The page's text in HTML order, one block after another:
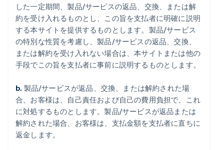
した一定期間、製品/サービスの返品、交換、または解
約を受け入れるものとし、この旨を支払者に明確に説明
する本サイトを提供するものとします。製品/サービス
の特別な性質を考慮し、製品/サービスの返品、交換、
または解約を受け入れない場合は、本サイトまたは他の
手段でこの旨を支払者に事前に説明するものとします。
b. 製品/サービスが返品、交換、または解約された場
合、お客様は、自己責任および自己の費用負担で、これ
に対処するものとします。製品/サービスが返品または
解約された場合、お客様は、支払金額を支払者に直ちに
返金します。